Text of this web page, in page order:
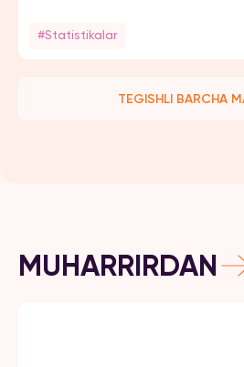
#Statistikalar
TEGISHLI BARCHA
MUHARRIRDAN